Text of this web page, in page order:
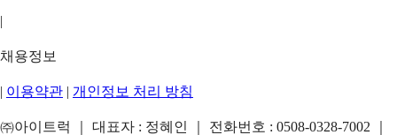
|
채용정보
| 이용약관 | 개인정보 처리 방침
㈜아이트럭 ｜ 대표자 : 정혜인 ｜ 전화번호 : 0508-0328-7002